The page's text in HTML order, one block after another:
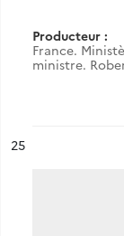
Producteur :
France.
ministre.
n°
25